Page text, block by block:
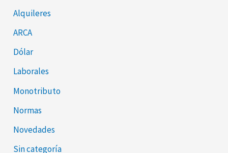
Alquileres
ARCA
Dólar
Laborales
Monotributo
Normas
Novedades
Sin categoría